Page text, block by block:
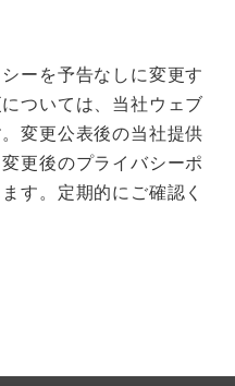
ーを予告なしに変更す
ついては、当社ウェブ
変更公表後の当社提供
更後のプライバシーポ
す。定期的にご確認く